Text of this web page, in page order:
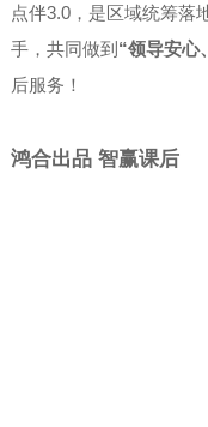
点伴3.0，是区域统筹落
手，共同做到 “领导安心
后服务！
鸿合出品 智赢课后